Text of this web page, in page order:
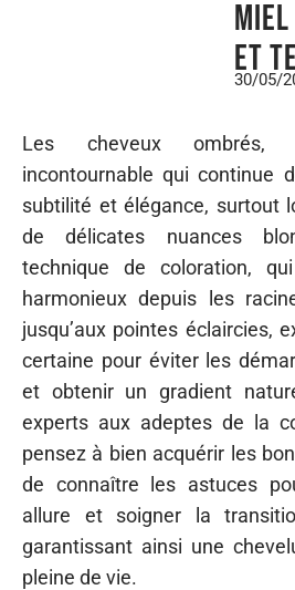
et
30/05/
Les cheveux ombrés,
incontournable qui continue
subtilité et élégance, surtout
de délicates nuances
technique de coloration,
harmonieux depuis les
jusqu’aux pointes éclaircies,
certaine pour éviter les
et obtenir un gradient
experts aux adeptes de la
pensez à bien acquérir les
de connaître les astuces
allure et soigner la
garantissant ainsi une
pleine de vie.